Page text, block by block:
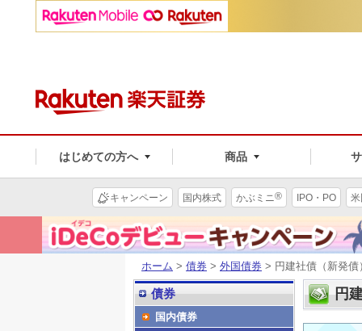
はじめての方へ 商品
キャンペーン 国内株式 かぶミニ® IPO・PO
ホーム > 債券 > 外国債券 > 円建社債（新発債
円
債券
国内債券